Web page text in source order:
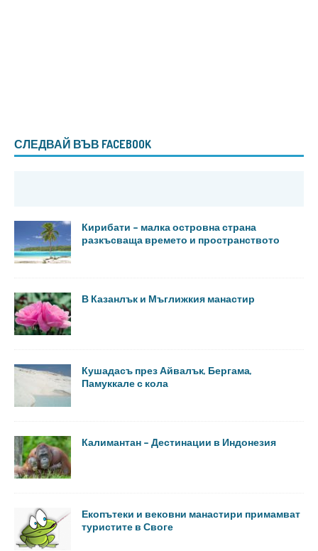
СЛЕДВАЙ ВЪВ FACEBOOK
Кирибати – малка островна страна
разкъсваща времето и пространството
В Казанлък и Мъглижкия манастир
Кушадасъ през Айвалък, Бергама,
Памуккале с кола
Калимантан – Дестинации в Индонезия
Екопътеки и вековни манастири примамват
туристите в Своге